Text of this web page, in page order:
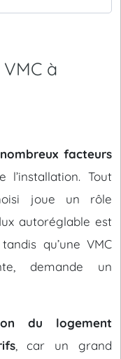
à
facteurs
Tout
joue un rôle
autoréglable est
qu’une VMC
demande un
du logement
, car un grand